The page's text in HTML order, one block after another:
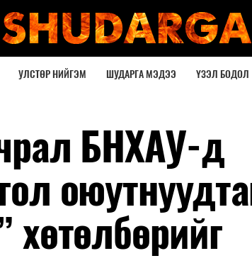
УЛСТӨР НИЙГЭМ ШУДАРГА МЭДЭЭ ҮЗЭЛ БОДОЛ
БНХАУ-д